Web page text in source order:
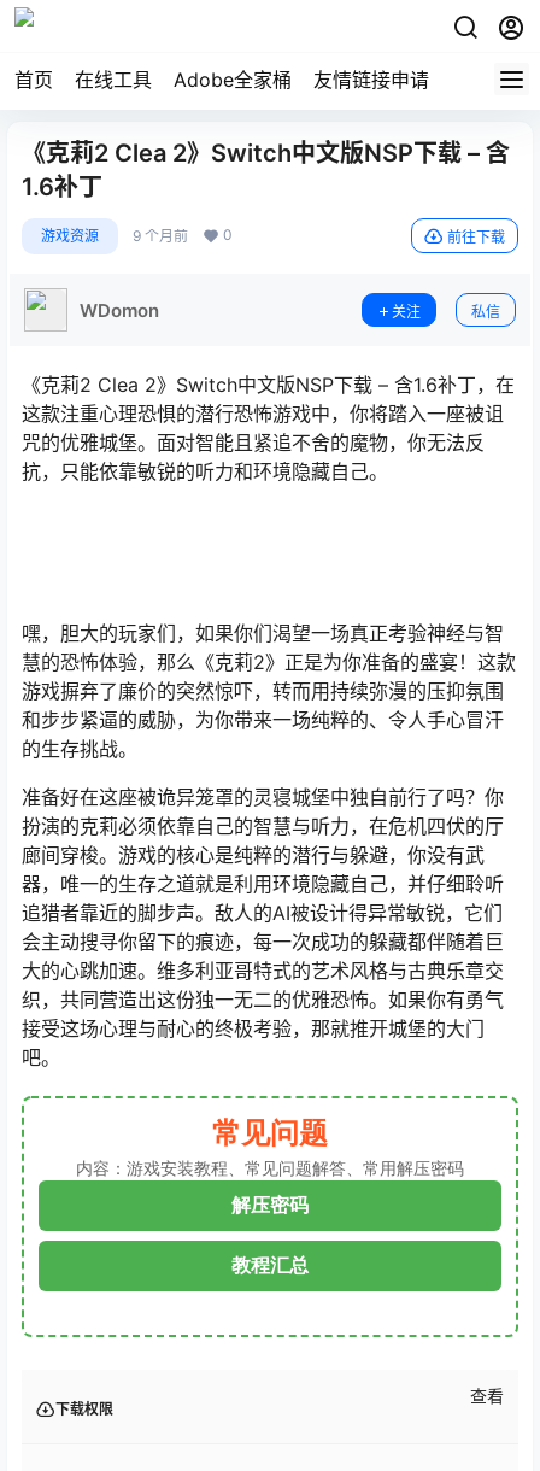
首页 在线工具 Adobe全家桶 友情链接申请
《克莉2 Clea 2》Switch中文版NSP下载 – 含
1.6补丁
游戏资源 9 个月前 0 前往下载
WDomon 关注 私信
《克莉2 Clea 2》Switch中文版NSP下载 – 含1.6补丁，在
这款注重心理恐惧的潜行恐怖游戏中，你将踏入一座被诅
咒的优雅城堡。面对智能且紧追不舍的魔物，你无法反
抗，只能依靠敏锐的听力和环境隐藏自己。
嘿，胆大的玩家们，如果你们渴望一场真正考验神经与智
慧的恐怖体验，那么《克莉2》正是为你准备的盛宴！这款
游戏摒弃了廉价的突然惊吓，转而用持续弥漫的压抑氛围
和步步紧逼的威胁，为你带来一场纯粹的、令人手心冒汗
的生存挑战。
准备好在这座被诡异笼罩的灵寝城堡中独自前行了吗？你
扮演的克莉必须依靠自己的智慧与听力，在危机四伏的厅
廊间穿梭。游戏的核心是纯粹的潜行与躲避，你没有武
器，唯一的生存之道就是利用环境隐藏自己，并仔细聆听
追猎者靠近的脚步声。敌人的AI被设计得异常敏锐，它们
会主动搜寻你留下的痕迹，每一次成功的躲藏都伴随着巨
大的心跳加速。维多利亚哥特式的艺术风格与古典乐章交
织，共同营造出这份独一无二的优雅恐怖。如果你有勇气
接受这场心理与耐心的终极考验，那就推开城堡的大门
吧。
常见问题
内容：游戏安装教程、常见问题解答、常用解压密码
解压密码
教程汇总
下载权限
查看